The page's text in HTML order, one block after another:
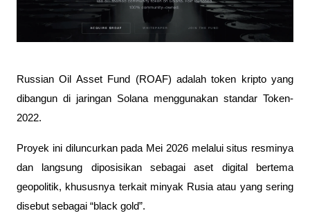
Russian Oil Asset Fund (ROAF) adalah token kripto yang
dibangun di jaringan Solana menggunakan standar Token-
2022.
Proyek ini diluncurkan pada Mei 2026 melalui situs resminya
dan langsung diposisikan sebagai aset digital bertema
geopolitik, khususnya terkait minyak Rusia atau yang sering
disebut sebagai “black gold”.